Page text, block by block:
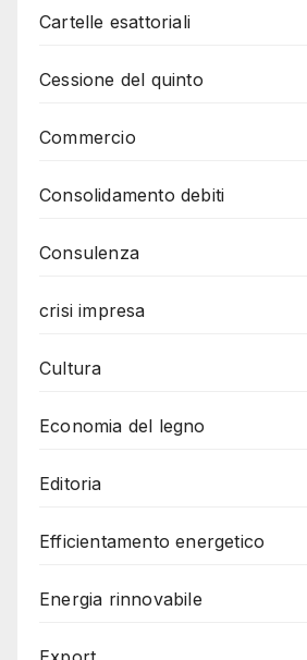
Cartelle esattoriali
Cessione del quinto
Commercio
Consolidamento debiti
Consulenza
crisi impresa
Cultura
Economia del legno
Editoria
Efficientamento energetico
Energia rinnovabile